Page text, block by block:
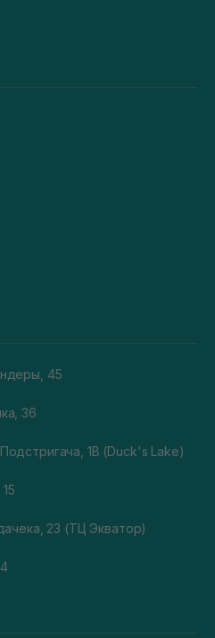
45
36
1В (Duck's Lake)
23 (ТЦ Экватор)